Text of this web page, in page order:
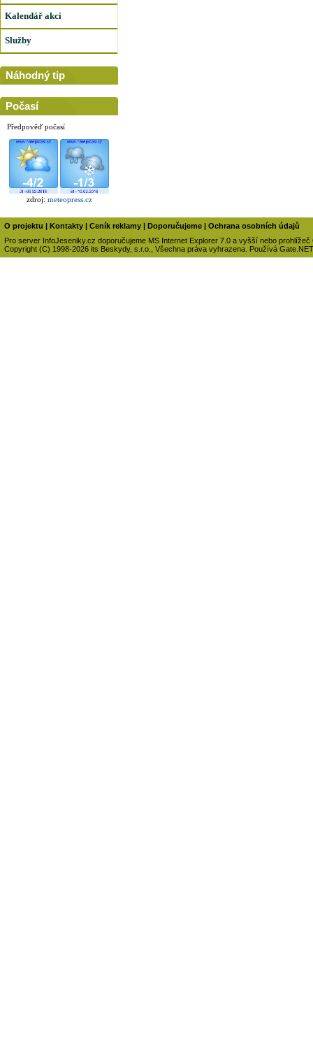
Kalendář akcí
Služby
Náhodný tip
Počasí
Předpověď počasí
zdroj: meteopress.cz
O projektu Kontakty Ceník reklamy Doporučujeme
Ochrana osobních údajů
Pro server InfoJeseniky.cz doporučujeme MS Internet Explorer 7.0 a vyšší nebo prohlížeč
Copyright (C) 1998-2026 its Beskydy, s.r.o., Všechna práva vyhrazena. Používá